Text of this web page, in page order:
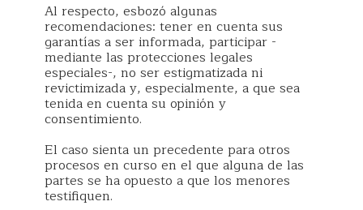
Al respecto, esbozó algunas
recomendaciones: tener en cuenta sus
garantías a ser informada, participar -
mediante las protecciones legales
especiales-, no ser estigmatizada ni
revictimizada y, especialmente, a que sea
tenida en cuenta su opinión y
consentimiento.
El caso sienta un precedente para otros
procesos en curso en el que alguna de las
partes se ha opuesto a que los menores
testifiquen.